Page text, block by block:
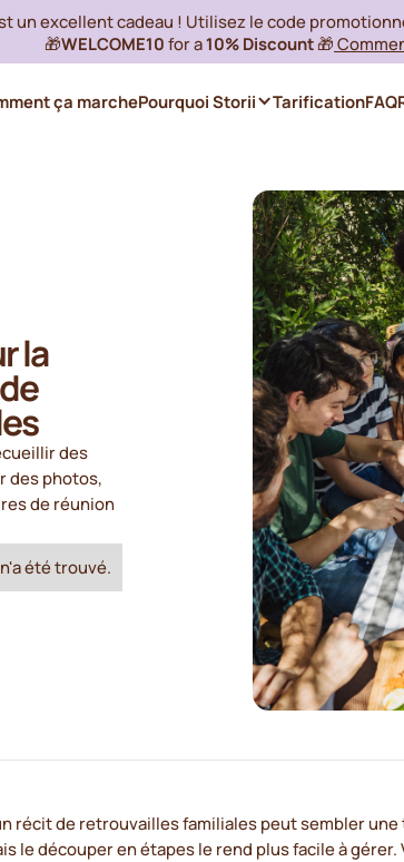
un excellent cadeau ! Utilisez le code
🎁WELCOME10 for a10% Discount 🎁
ça marchePourquoi Storii TarificationFAQ
la
des
des photos,
de réunion
été trouvé.
récit de retrouvailles familiales peut sembler une
le découper en étapes le rend plus facile à gérer.